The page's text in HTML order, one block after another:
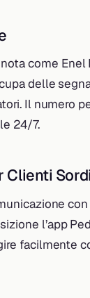
come Enel
delle
Il numero
24/7.
Clienti Sordi
l’app
facilmente